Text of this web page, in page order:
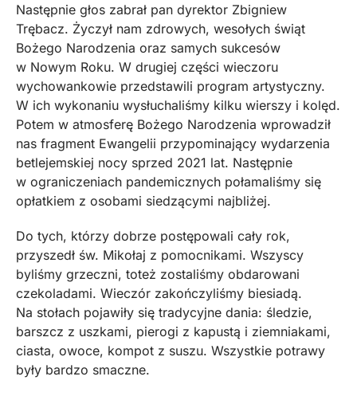
Następnie głos zabrał pan dyrektor Zbigniew
Trębacz. Życzył nam zdrowych, wesołych świąt
Bożego Narodzenia oraz samych sukcesów
w Nowym Roku. W drugiej części wieczoru
wychowankowie przedstawili program artystyczny.
W ich wykonaniu wysłuchaliśmy kilku wierszy i kolęd.
Potem w atmosferę Bożego Narodzenia wprowadził
nas fragment Ewangelii przypominający wydarzenia
betlejemskiej nocy sprzed 2021 lat. Następnie
w ograniczeniach pandemicznych połamaliśmy się
opłatkiem z osobami siedzącymi najbliżej.
Do tych, którzy dobrze postępowali cały rok,
przyszedł św. Mikołaj z pomocnikami. Wszyscy
byliśmy grzeczni, toteż zostaliśmy obdarowani
czekoladami. Wieczór zakończyliśmy biesiadą.
Na stołach pojawiły się tradycyjne dania: śledzie,
barszcz z uszkami, pierogi z kapustą i ziemniakami,
ciasta, owoce, kompot z suszu. Wszystkie potrawy
były bardzo smaczne.